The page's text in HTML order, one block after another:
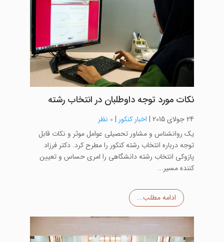
نکات مورد توجه داوطلبان در انتخاب رشته
24 جولای 2015 | اخبار کنکور | 0 نظر
یک روانشناس و مشاور تحصیلی عوامل موثر و نکات قابل
توجه درباره انتخاب رشته کنکور را مطرح کرد. دکتر فرزاد
پازوکی انتخاب رشته دانشگاهی را امری حساس و تعیین
کننده مسیر...
ادامه مطلب...